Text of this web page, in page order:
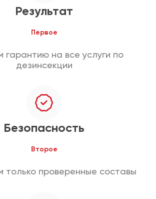
Результат
Первое
на все услуги по
дезинсекции
Безопасность
Второе
только проверенные составы